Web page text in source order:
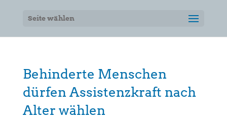
Seite wählen
Behinderte Menschen
dürfen Assistenzkraft nach
Alter wählen